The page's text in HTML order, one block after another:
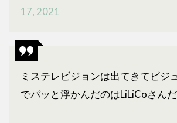
17, 2021
ミステレビジョンは出てきてビジ
でパッと浮かんだのはLiLiCoさん